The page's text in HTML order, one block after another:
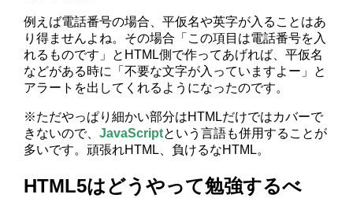
例えば電話番号の場合、平仮名や英字が入ることはあ
り得ませんよね。その場合「この項目は電話番号を入
れるものです」とHTML側で作ってあげれば、平仮名
などがある時に「不要な文字が入っていますよー」と
アラートを出してくれるようになったのです。
※ただやっぱり細かい部分はHTMLだけではカバーで
きないので、JavaScriptという言語も併用することが
多いです。頑張れHTML、負けるなHTML。
HTML5はどうやって勉強するべ